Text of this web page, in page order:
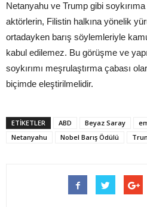
Netanyahu ve Trump gibi
aktörlerin, Filistin halkına yönelik
ortadayken barış söylemleriyle
kabul edilemez. Bu görüşme ve
soykırımı meşrulaştırma çabası
biçimde eleştirilmelidir.
ETIKETLER ABD Beyaz Saray
Netanyahu
Nobel Barış Ödülü